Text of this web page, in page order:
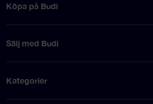
Köpa på Budi
Sälj med Budi
Kategorier